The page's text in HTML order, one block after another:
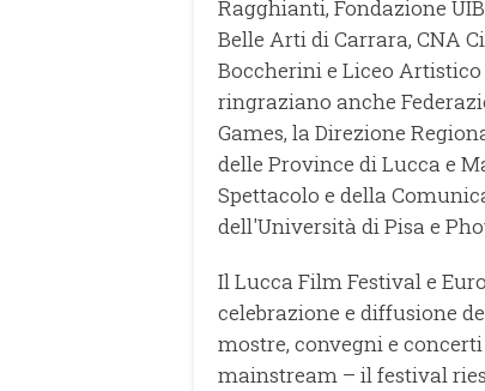
Ragghianti, Fondazione
Belle Arti di Carrara, CNA
Boccherini e Liceo
ringraziano anche
Games, la Direzione
delle Province di Lucca e
Spettacolo e della
dell'Università di Pisa e
Il Lucca Film Festival e
celebrazione e diffusione
mostre, convegni e
mainstream – il festival